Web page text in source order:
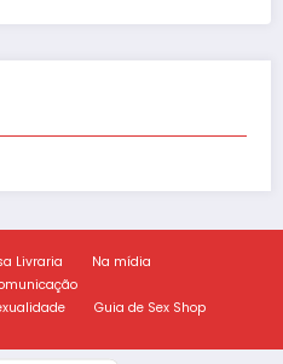
Livraria
Na mídia
Guia de Sex Shop